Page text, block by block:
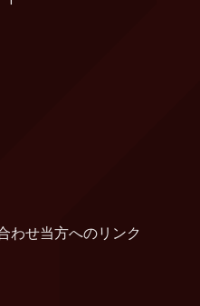
わせ当方へのリンク